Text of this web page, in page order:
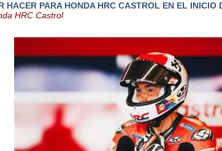
HACER PARA HONDA HRC CASTROL EN EL INICIO
HRC Castrol